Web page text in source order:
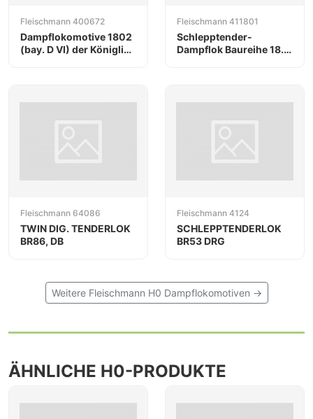
Fleischmann 400672
Dampflokomotive 1802
(bay. D VI) der Königlich
Fleischmann 411801
Schlepptender-
Dampflok Baureihe 18.6,
Fleischmann 64086
TWIN DIG. TENDERLOK
BR86, DB
Fleischmann 4124
SCHLEPPTENDERLOK
BR53 DRG
Weitere Fleischmann H0 Dampflokomotiven →
ÄHNLICHE H0-PRODUKTE